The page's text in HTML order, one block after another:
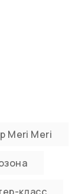
Meri Meri